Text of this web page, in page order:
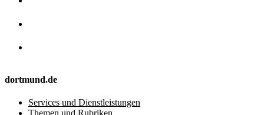
dortmund.de
Services und Dienstleistungen